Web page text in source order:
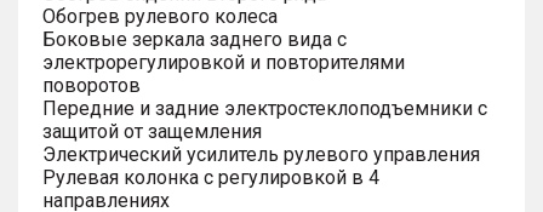
Обогрев рулевого колеса
Боковые зеркала заднего вида с
электрорегулировкой и повторителями
поворотов
Передние и задние электростеклоподъемники с
защитой от защемления
Электрический усилитель рулевого управления
Рулевая колонка с регулировкой в 4
направлениях